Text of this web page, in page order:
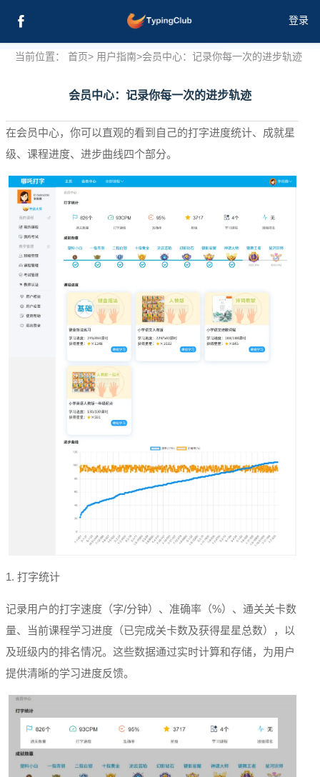
登录
登录
当前位置： 首页> 用户指南>会员中心：记录你每一次的进步轨迹
会员中心：记录你每一次的进步轨迹
在会员中心，你可以直观的看到自己的打字进度统计、成就星
级、课程进度、进步曲线四个部分。
1. 打字统计
记录用户的打字速度（字/分钟）、准确率（%）、通关关卡数
量、当前课程学习进度（已完成关卡数及获得星星总数），以
及班级内的排名情况。这些数据通过实时计算和存储，为用户
提供清晰的学习进度反馈。